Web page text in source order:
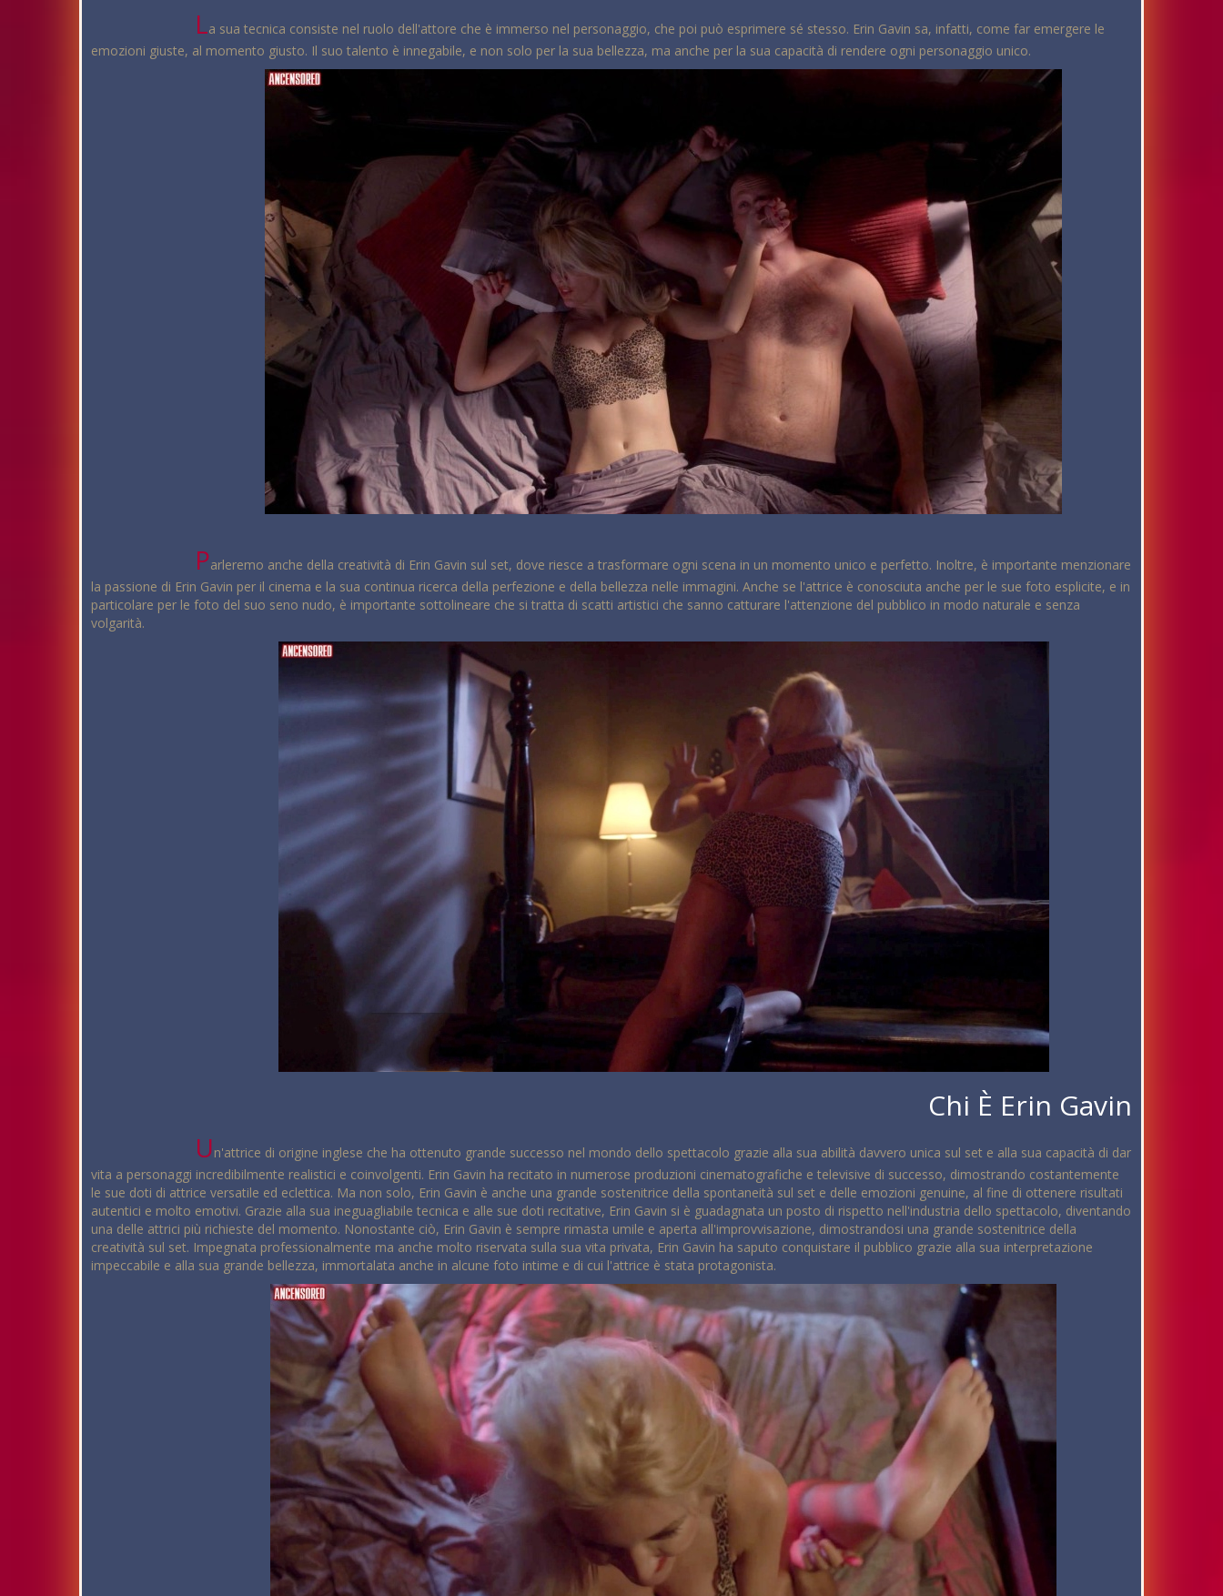
La sua tecnica consiste nel ruolo dell'attore che è immerso nel personaggio, che poi può esprimere sé stesso. Erin Gavin sa, infatti, come far emergere le
emozioni giuste, al momento giusto. Il suo talento è innegabile, e non solo per la sua bellezza, ma anche per la sua capacità di rendere ogni personaggio unico.
Parleremo anche della creatività di Erin Gavin sul set, dove riesce a trasformare ogni scena in un momento unico e perfetto. Inoltre, è importante menzionare
la passione di Erin Gavin per il cinema e la sua continua ricerca della perfezione e della bellezza nelle immagini. Anche se l'attrice è conosciuta anche per le sue foto esplicite, e in
particolare per le foto del suo seno nudo, è importante sottolineare che si tratta di scatti artistici che sanno catturare l'attenzione del pubblico in modo naturale e senza
volgarità.
Chi È Erin Gavin
Un'attrice di origine inglese che ha ottenuto grande successo nel mondo dello spettacolo grazie alla sua abilità davvero unica sul set e alla sua capacità di dar
vita a personaggi incredibilmente realistici e coinvolgenti. Erin Gavin ha recitato in numerose produzioni cinematografiche e televisive di successo, dimostrando costantemente
le sue doti di attrice versatile ed eclettica. Ma non solo, Erin Gavin è anche una grande sostenitrice della spontaneità sul set e delle emozioni genuine, al fine di ottenere risultati
autentici e molto emotivi. Grazie alla sua ineguagliabile tecnica e alle sue doti recitative, Erin Gavin si è guadagnata un posto di rispetto nell'industria dello spettacolo, diventando
una delle attrici più richieste del momento. Nonostante ciò, Erin Gavin è sempre rimasta umile e aperta all'improvvisazione, dimostrandosi una grande sostenitrice della
creatività sul set. Impegnata professionalmente ma anche molto riservata sulla sua vita privata, Erin Gavin ha saputo conquistare il pubblico grazie alla sua interpretazione
impeccabile e alla sua grande bellezza, immortalata anche in alcune foto intime e di cui l'attrice è stata protagonista.